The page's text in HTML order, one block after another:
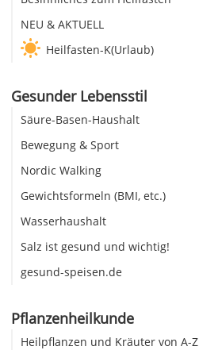
NEU & AKTUELL
Heilfasten-K(Urlaub)
Gesunder Lebensstil
Säure-Basen-Haushalt
Bewegung & Sport
Nordic Walking
Gewichtsformeln (BMI, etc.)
Wasserhaushalt
Salz ist gesund und wichtig!
gesund-speisen.de
Pflanzenheilkunde
Heilpflanzen und Kräuter von A-Z